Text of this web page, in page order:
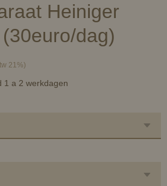
Heiniger
dag)
21%)
1 a 2 werkdagen